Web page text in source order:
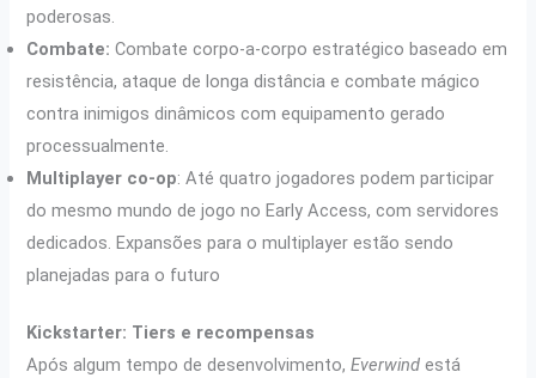
poderosas.
Combate: Combate corpo-a-corpo estratégico baseado em
resistência, ataque de longa distância e combate mágico
contra inimigos dinâmicos com equipamento gerado
processualmente.
Multiplayer co-op: Até quatro jogadores podem participar
do mesmo mundo de jogo no Early Access, com servidores
dedicados. Expansões para o multiplayer estão sendo
planejadas para o futuro
Kickstarter: Tiers e recompensas
Após algum tempo de desenvolvimento,Everwind está